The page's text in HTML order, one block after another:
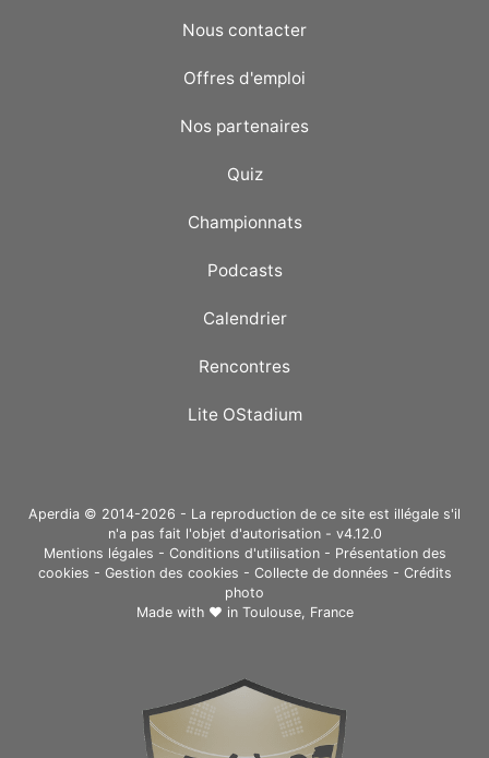
Nous contacter
Offres d'emploi
Nos partenaires
Quiz
Championnats
Podcasts
Calendrier
Rencontres
Lite OStadium
Aperdia © 2014-2026 - La reproduction de ce site est illégale s'il
n'a pas fait l'objet d'autorisation - v4.12.0
Mentions légales - Conditions d'utilisation- Présentation des
cookies - Gestion des cookies - Collecte de données - Crédits
photo
Made with ❤ in Toulouse, France